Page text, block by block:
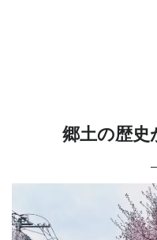
郷土の歴史